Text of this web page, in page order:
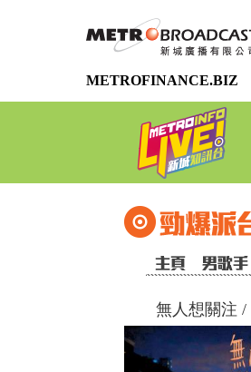
METROFINANCE.BIZ
無人想關注 /